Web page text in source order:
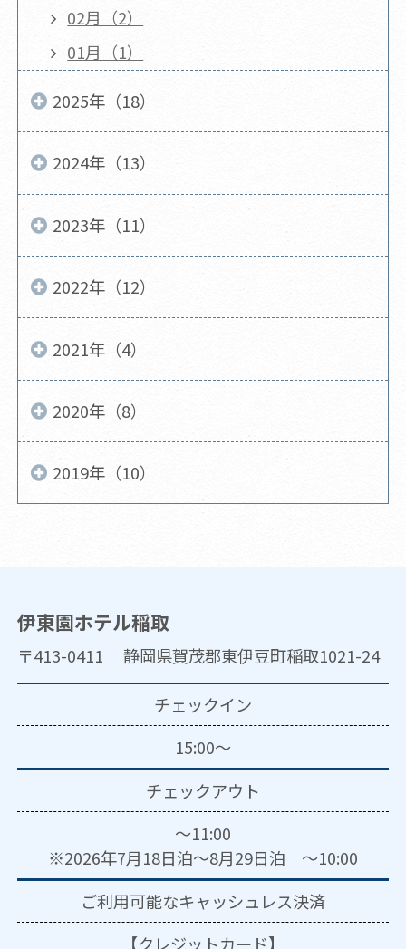
02月（2）
01月（1）
2025年（18）
2024年（13）
2023年（11）
2022年（12）
2021年（4）
2020年（8）
2019年（10）
伊東園ホテル稲取
〒413-0411 静岡県賀茂郡東伊豆町稲取1021-24
チェックイン
15:00～
チェックアウト
～11:00
※2026年7月18日泊～8月29日泊 ～10:00
ご利用可能なキャッシュレス決済
【クレジットカード】